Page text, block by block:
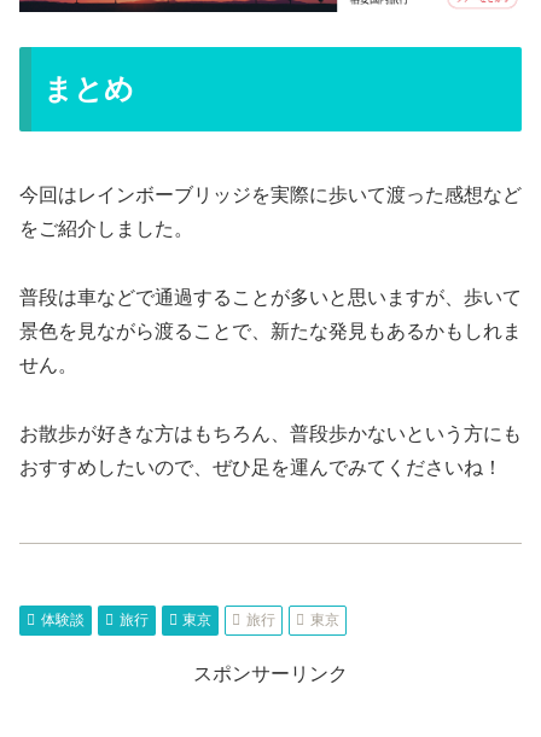
まとめ
今回はレインボーブリッジを実際に歩いて渡った感想など
をご紹介しました。
普段は車などで通過することが多いと思いますが、歩いて
景色を見ながら渡ることで、新たな発見もあるかもしれま
せん。
お散歩が好きな方はもちろん、普段歩かないという方にも
おすすめしたいので、ぜひ足を運んでみてくださいね！
体験談 旅行 東京 旅行 東京
スポンサーリンク